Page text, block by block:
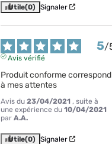
Utile(0) Signaler
5/
Avis vérifié
Produit conforme correspond
à mes attentes
Avis du 23/04/2021 , suite à
une expérience du 10/04/2021
par A.A.
Utile(0) Signaler